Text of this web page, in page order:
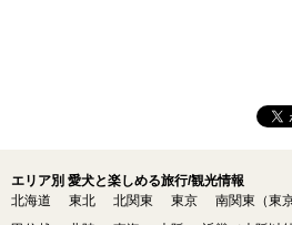
エリア別 愛犬と楽しめる旅行/観光情報
北海道
東北 北関東 東京 南関東（東